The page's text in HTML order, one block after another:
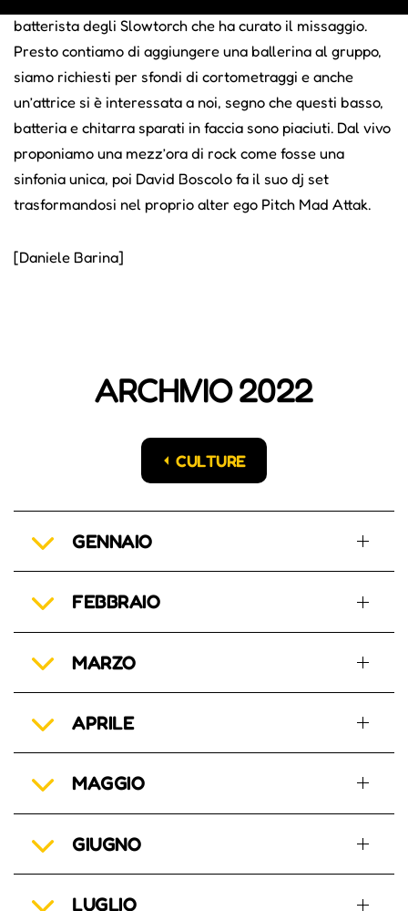
batterista degli Slowtorch che ha curato il missaggio.
Presto contiamo di aggiungere una ballerina al gruppo,
siamo richiesti per sfondi di cortometraggi e anche
un’attrice si è interessata a noi, segno che questi basso,
batteria e chitarra sparati in faccia sono piaciuti. Dal vivo
proponiamo una mezz’ora di rock come fosse una
sinfonia unica, poi David Boscolo fa il suo dj set
trasformandosi nel proprio alter ego Pitch Mad Attak.
[Daniele Barina]
ARCHIVIO 2022
CULTURE
GENNAIO
FEBBRAIO
MARZO
APRILE
MAGGIO
GIUGNO
LUGLIO